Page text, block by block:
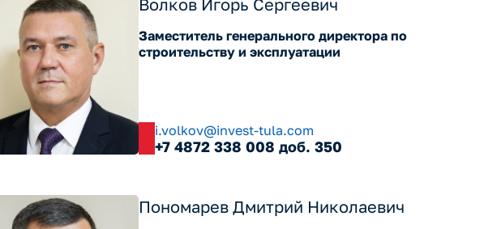
Волков Игорь Сергеевич
Заместитель генерального директора по
строительству и эксплуатации
i.volkov@invest-tula.com
+7 4872 338 008 доб. 350
Пономарев Дмитрий Николаевич